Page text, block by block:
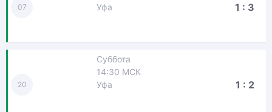
07
Уфа
1 : 3
20
Суббота
14:30 МСК
Уфа
1 : 2